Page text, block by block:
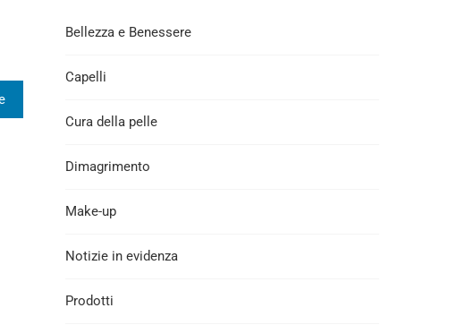
Bellezza e Benessere
Capelli
Cura della pelle
Dimagrimento
Make-up
Notizie in evidenza
Prodotti